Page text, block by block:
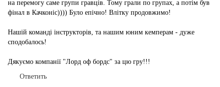
на перемогу саме групи гравців. Тому грали по групах, а потім був
фінал в Качконіс)))) Було епічно! Влітку продовжимо!
Нашій команді інструкторів, та нашим юним кемперам - дуже
сподобалось!
Дякуємо компанії "Лорд оф бордс" за цю гру!!!
Ответить